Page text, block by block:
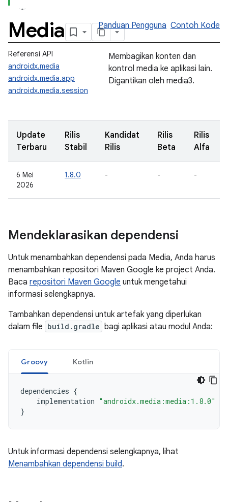
Media Panduan Pengguna Contoh Kode
Referensi API
androidx.media
androidx.media.app
androidx.media.session
Membagikan konten dan
kontrol media ke aplikasi lain.
Digantikan oleh media3.
Update
Terbaru
Rilis
Stabil
Kandidat
Rilis
Rilis
Beta
Rilis
Alfa
6 Mei
2026
1.8.0 - - -
Mendeklarasikan dependensi
Untuk menambahkan dependensi pada Media, Anda harus
menambahkan repositori Maven Google ke project Anda.
Baca repositori Maven Google untuk mengetahui
informasi selengkapnya.
Tambahkan dependensi untuk artefak yang diperlukan
dalam file build.gradle bagi aplikasi atau modul Anda:
Groovy Kotlin
dependencies {
implementation "androidx.media:media:1.8.0"
}
Untuk informasi dependensi selengkapnya, lihat
Menambahkan dependensi build.